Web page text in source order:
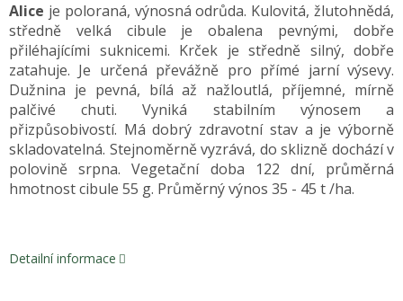
Alice je poloraná, výnosná odrůda. Kulovitá, žlutohnědá,
středně velká cibule je obalena pevnými, dobře
přiléhajícími suknicemi. Krček je středně silný, dobře
zatahuje. Je určená převážně pro přímé jarní výsevy.
Dužnina je pevná, bílá až nažloutlá, příjemné, mírně
palčivé chuti. Vyniká stabilním výnosem a
přizpůsobivostí. Má dobrý zdravotní stav a je výborně
skladovatelná. Stejnoměrně vyzrává, do sklizně dochází v
polovině srpna. Vegetační doba 122 dní, průměrná
hmotnost cibule 55 g. Průměrný výnos 35 - 45 t /ha.
Detailní informace